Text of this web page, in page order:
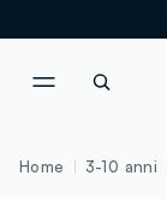
Home 3-10 anni